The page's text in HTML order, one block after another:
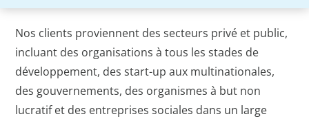
Nos clients proviennent des secteurs privé et public,
incluant des organisations à tous les stades de
développement, des start-up aux multinationales,
des gouvernements, des organismes à but non
lucratif et des entreprises sociales dans un large